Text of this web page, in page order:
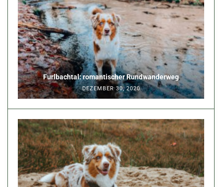
Furlbachtal: romantischer Rundwanderweg
DEZEMBER 30, 2020